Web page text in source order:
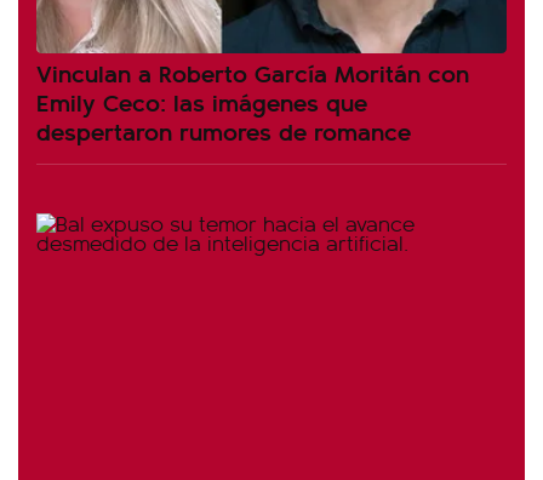
Vinculan a Roberto García Moritán con
Emily Ceco: las imágenes que
despertaron rumores de romance